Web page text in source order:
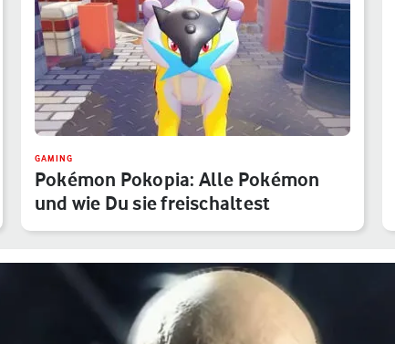
GAMING
Pokémon Pokopia: Alle Pokémon
und wie Du sie freischaltest